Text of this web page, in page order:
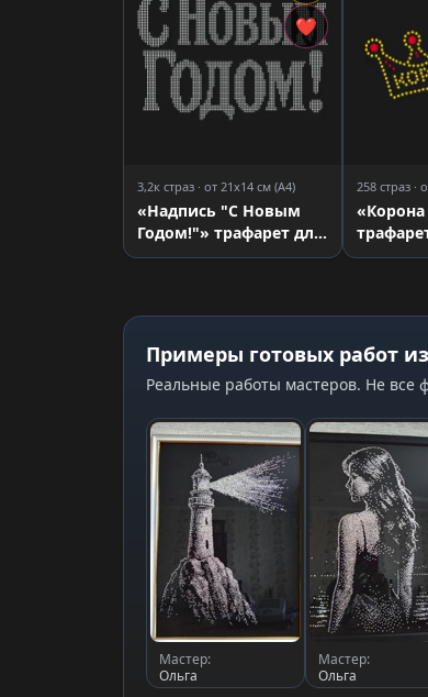
❤
3,2к страз · от 21x14 см (A4)
«Надпись "С Новым
Годом!"» трафарет для
страз
258 страз ·
Примеры готовых работ
Реальные работы мастеров. Не все
Мастер:
Ольга
Мастер:
Ольга